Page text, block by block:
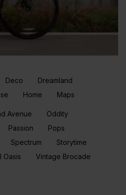
Deco
Dreamland
Home Maps
Avenue
Oddity
Passion
Pops
Spectrum
Storytime
Oasis
Vintage Brocade